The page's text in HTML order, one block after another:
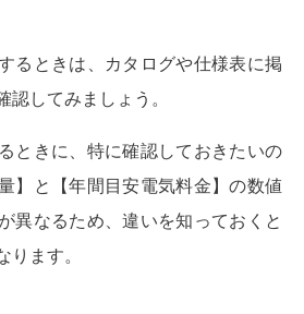
るときは、カタログや仕様表に掲
認してみましょう。
ときに、特に確認しておきたいの
】と【年間目安電気料金】の数値
異なるため、違いを知っておくと
ります。